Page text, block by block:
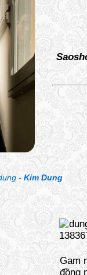
- Kim Dung
Gam
đồng